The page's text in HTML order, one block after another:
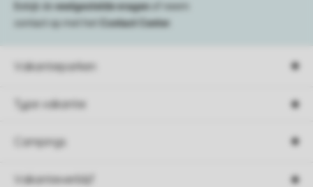
Vakantieparken
Type vakantie
Campings
Vakantieverblijf
Bekijk de veelgestelde vragen
of neem
contact op met het
Contact Center